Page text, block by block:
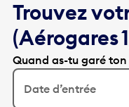
Trouvez
(Aérogares
Quand as-tu garé
Date d’entrée